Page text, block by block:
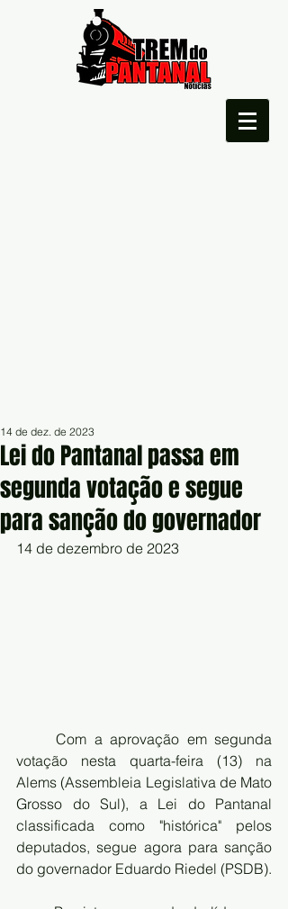
Lei do Pantanal passa em
segunda votação e segue
para sanção do governador
14 de dez. de 2023
14 de dezembro de 2023
	Com a aprovação em segunda
votação nesta quarta-feira (13) na
Alems (Assembleia Legislativa de Mato
Grosso do Sul), a Lei do Pantanal
classificada como "histórica" pelos
deputados, segue agora para sanção